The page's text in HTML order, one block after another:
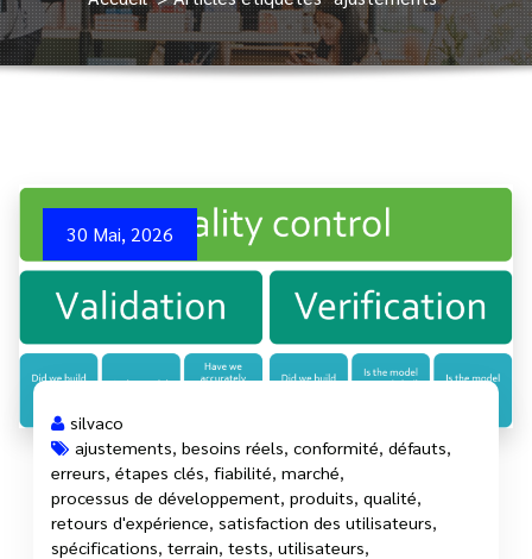
30 Mai, 2026
silvaco
ajustements, besoins réels, conformité, défauts,
erreurs, étapes clés, fiabilité, marché,
processus de développement, produits, qualité,
retours d'expérience, satisfaction des utilisateurs,
spécifications, terrain, tests, utilisateurs,